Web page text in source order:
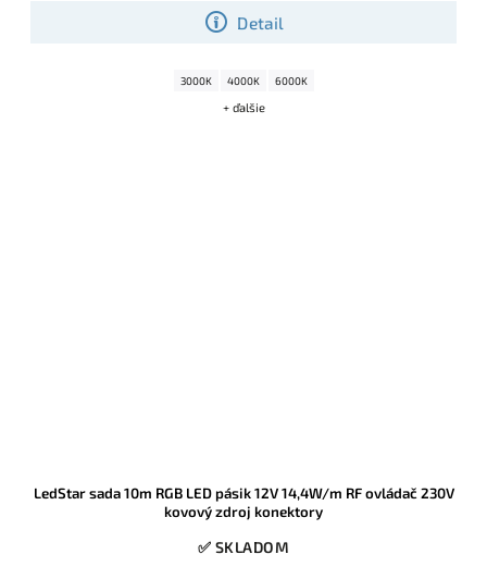
Detail
3000K 4000K 6000K
+ ďalšie
LedStar sada 10m RGB LED pásik 12V 14,4W/m RF ovládač 230V
kovový zdroj konektory
✅ SKLADOM